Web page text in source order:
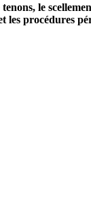
le
les procédures